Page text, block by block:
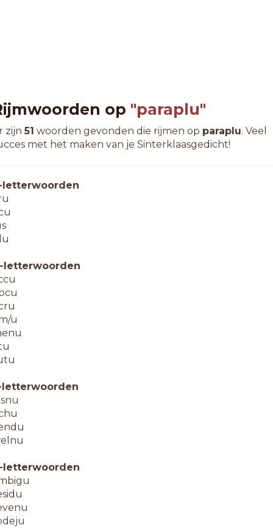
op "paraplu"
zijn51 woorden gevonden die rijmen op paraplu. Veel
met het maken van je Sinterklaasgedicht!
letterwoorden
letterwoorden
u
letterwoorden
letterwoorden